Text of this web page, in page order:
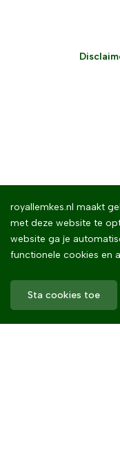
royallemkes.nl maakt
met deze website te
website ga je
functionele cookies en
Sta cookies toe